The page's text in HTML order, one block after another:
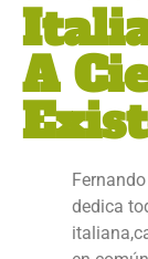
A
dedica